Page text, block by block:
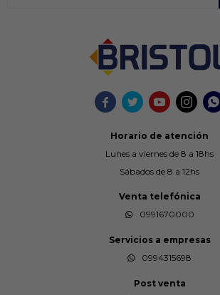
    
Horario de atención
Lunes a viernes de 8 a 18hs
Sábados de 8 a 12hs
Venta telefónica
0991670000
Servicios a empresas
0994315698
Post venta